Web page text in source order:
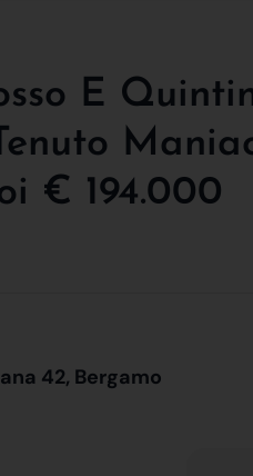
E
€ 194.000
42, Bergamo